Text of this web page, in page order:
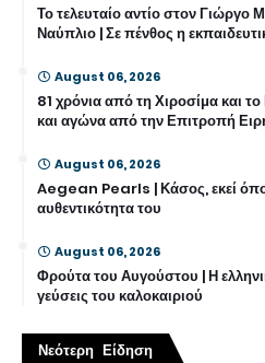
Το τελευταίο αντίο στον
Ναύπλιο | Σε πένθος η
August 06, 2026
81 χρόνια από τη Χιροσίμα και
και αγώνα από την Επιτροπή
August 06, 2026
Aegean Pearls | Κάσος, εκεί
αυθεντικότητα του
August 06, 2026
Φρούτα του Αυγούστου | Η
γεύσεις του καλοκαιριού
Νεότερη Είδηση